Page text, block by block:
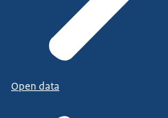
Open data